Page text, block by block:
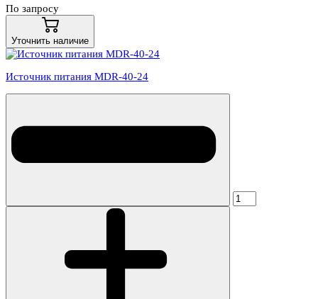
По запросу
Уточнить наличие
Источник питания MDR-40-24